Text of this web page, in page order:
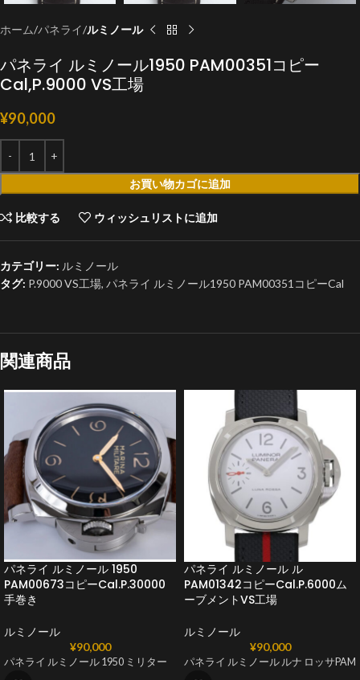
ホーム パネライ ルミノール
パネライ ルミノール1950 PAM00351コピー
Cal,P.9000 VS工場
¥90,000
お買い物カゴに追加
比較する ウィッシュリストに追加
カテゴリー: ルミノール
タグ: P.9000 VS工場, パネライ ルミノール1950 PAM00351コピーCal
関連商品
パネライ ルミノール 1950
PAM00673コピーCal.P.30000
手巻き
ルミノール
¥90,000
パネライ ルミノール 1950 ミリター
パネライ ルミノール ル
PAM01342コピーCal.P.6000ム
ーブメントVS工場
ルミノール
¥90,000
パネライ ルミノール ルナ ロッサPAM